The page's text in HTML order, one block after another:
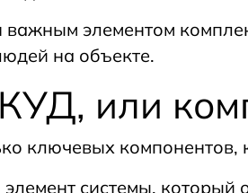
элементом
на объекте.
или
ключевых
системы, который